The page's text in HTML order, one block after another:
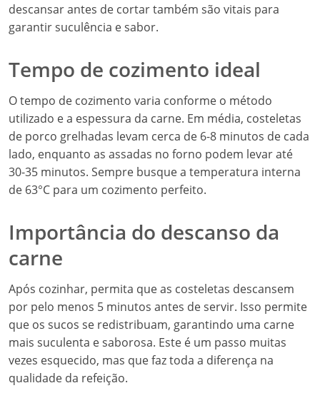
descansar antes de cortar também são vitais para
garantir suculência e sabor.
Tempo de cozimento ideal
O tempo de cozimento varia conforme o método
utilizado e a espessura da carne. Em média, costeletas
de porco grelhadas levam cerca de 6-8 minutos de cada
lado, enquanto as assadas no forno podem levar até
30-35 minutos. Sempre busque a temperatura interna
de 63°C para um cozimento perfeito.
Importância do descanso da
carne
Após cozinhar, permita que as costeletas descansem
por pelo menos 5 minutos antes de servir. Isso permite
que os sucos se redistribuam, garantindo uma carne
mais suculenta e saborosa. Este é um passo muitas
vezes esquecido, mas que faz toda a diferença na
qualidade da refeição.